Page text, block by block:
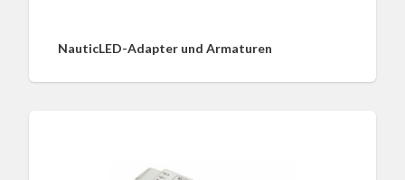
NauticLED-Adapter und Armaturen